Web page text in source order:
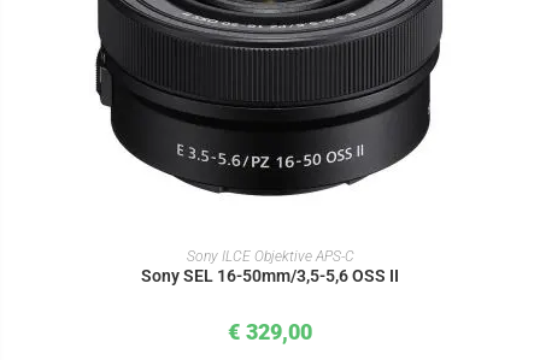
IN DEN WARENKORB
Sony ILCE Objektive APS-C
Sony SEL 16-50mm/3,5-5,6 OSS II
€ 329,00